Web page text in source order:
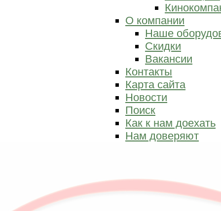
О компании
Наше
Скидки
Вакансии
Контакты
Карта сайта
Новости
Поиск
Как к нам доехать
Нам доверяют